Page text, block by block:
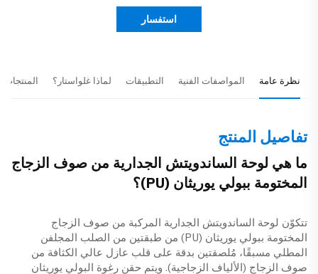
استفسار
نظرة عامة المواصفات الفنية التطبيقات لماذا غلواستار؟
تفاصيل المنتج
ما هي لوحة الساندويتش الجدارية من صوف الزجاج
المختومة ببولي يوريثان (PU)؟
تتكوّن لوحة الساندويتش الجدارية المركبة من صوف الزجاج
المختومة ببولي يوريثان (PU) من طبقتين من الصلب المجلفن
المطلي مسبقًا، مُلصقتين بدقة على قلب عازل عالي الكثافة من
صوف الزجاج (الألياف الزجاجية). ويتم حقن رغوة البولي يوريثان